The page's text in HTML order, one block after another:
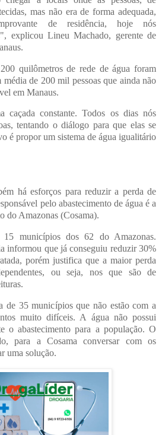
mas não era de forma adequada,
de residência, hoje nós
explicou Lineu Machado, gerente de
quilômetros de rede de água foram
de 200 mil pessoas que ainda não
em Manaus.
constante. Todos os dias nós
tentando o diálogo para que elas se
é propor um sistema de água igualitário
há esforços para reduzir a perda de
pelo abastecimento de água é a
do Amazonas (Cosama).
15 municípios dos 62 do Amazonas.
informou que já conseguiu reduzir 30%
porém justifica que a maior perda
ou seja, nos que são de
de 35 municípios que não estão com a
muito difíceis. A água não possui
o abastecimento para a população. O
para a Cosama conversar com os
uma solução.